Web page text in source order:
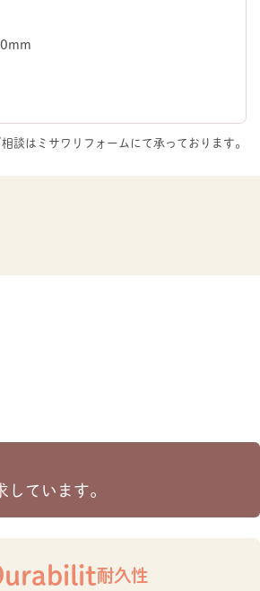
談はミサワリフォームにて承っております。
ています。
耐久性